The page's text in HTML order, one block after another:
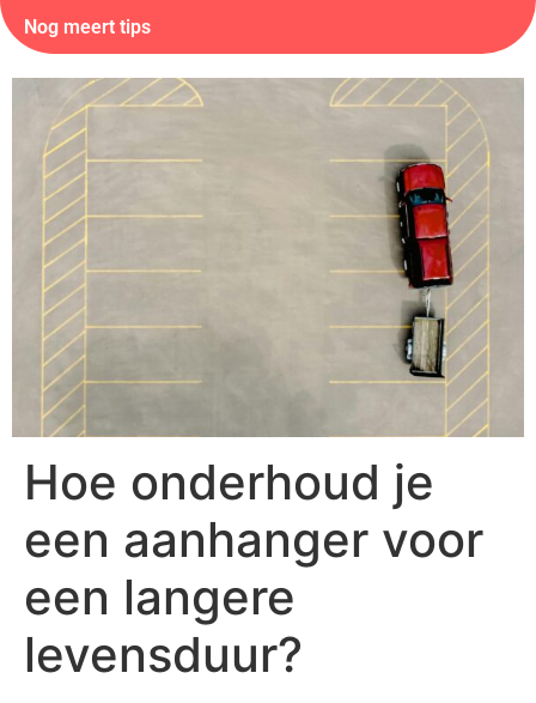
Nog meert tips
Hoe onderhoud je
een aanhanger voor
een langere
levensduur?